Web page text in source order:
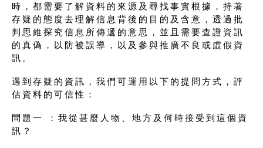
時，都需要了解資料的來源及尋找事實根據，持著
存疑的態度去理解信息背後的目的及含意，透過批
判思維探究信息所傳遞的意思，並且需要查證資訊
的真偽，以防被誤導，以及參與推廣不良或虛假資
訊。
遇到存疑的資訊，我們可運用以下的提問方式，評
估資料的可信性：
問題一 ：我從甚麼人物、地方及何時接受到這個資
訊？